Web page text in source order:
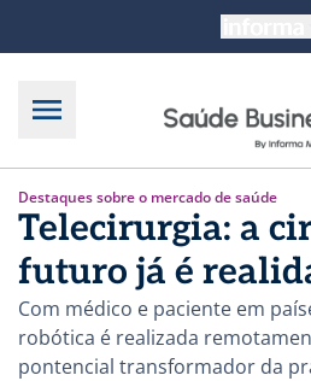
Destaques sobre o mercado de saúde
Telecirurgia: a
futuro já é
Com médico e paciente em
robótica é realizada
pontencial transformador da